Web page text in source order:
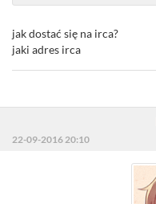
jak dostać się na irca?
jaki adres irca
22-09-2016 20:10